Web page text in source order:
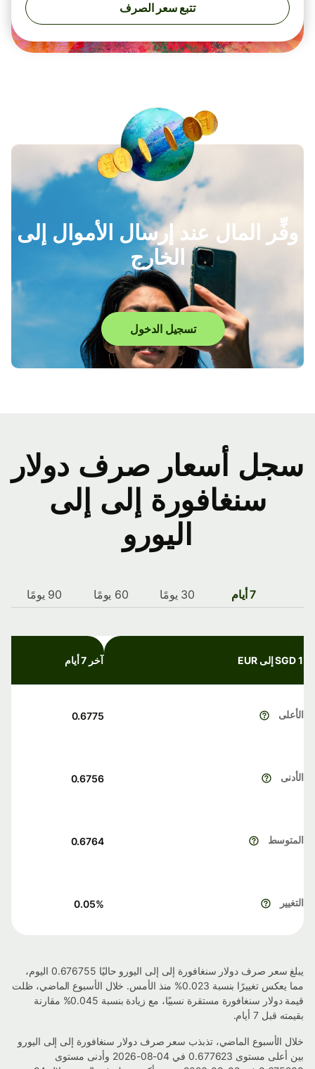
تتبع سعر الصرف
وفِّر المال عند إرسال الأموال إلى
الخارج
تسجيل الدخول
سجل أسعار صرف دولار
سنغافورة إلى إلى
اليورو
7 أيام 30 يومًا 60 يومًا 90 يومًا
1 SGD إلى EUR آخر 7 أيام
الأعلى 0.6775
الأدنى 0.6756
المتوسط 0.6764
التغيير 0.05%
يبلغ سعر صرف دولار سنغافورة إلى إلى اليورو حاليًا 0.676755 اليوم،
مما يعكس تغييرًا بنسبة 0.023% منذ الأمس. خلال الأسبوع الماضي، ظلت
قيمة دولار سنغافورة مستقرة نسبيًا، مع زيادة بنسبة 0.045% مقارنة
بقيمته قبل 7 أيام.
خلال الأسبوع الماضي، تذبذب سعر صرف دولار سنغافورة إلى إلى اليورو
بين أعلى مستوى 0.677623 في 04-08-2026 وأدنى مستوى